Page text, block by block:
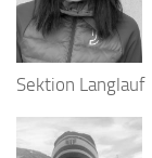
Sektion Langlauf